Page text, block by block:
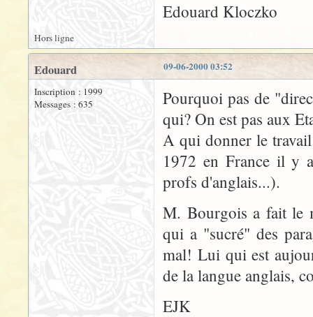
Edouard Kloczko
Hors ligne
09-06-2000 03:52
Edouard
Inscription : 1999
Messages : 635
Pourquoi pas de
qui? On est pas aux
A qui donner le
1972 en France il y
profs d'anglais...).
M. Bourgois a fait le
qui a "sucré" des
mal! Lui qui est
de la langue anglais,
EJK